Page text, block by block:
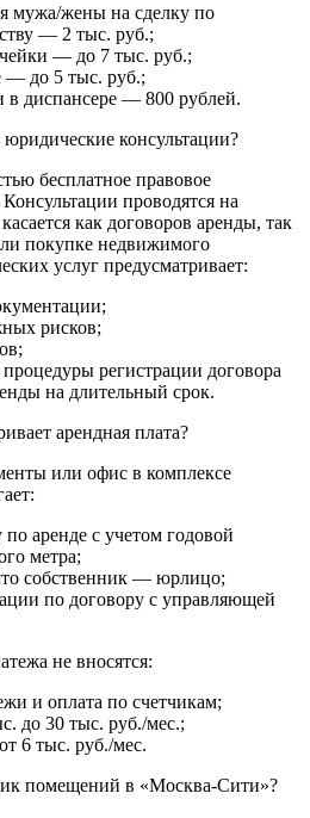
мужа/жены на сделку по
— 2 тыс. руб.;
— до 7 тыс. руб.;
— до 5 тыс. руб.;
в диспансере — 800 рублей.
консультации?
бесплатное правовое
проводятся на
как договоров аренды, так
покупке недвижимого
услуг предусматривает:
рисков;
регистрации договора
на длительный срок.
арендная плата?
или офис в комплексе
аренде с учетом годовой
метра;
собственник — юрлицо;
по договору с управляющей
не вносятся:
и оплата по счетчикам;
до 30 тыс. руб./мес.;
6 тыс. руб./мес.
помещений в «Москва-Сити»?